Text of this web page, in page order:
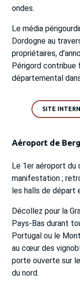
ondes.
Le média
Dordogne au
propriétaires,
Périgord
départemental
SITE
Aéroport de
Le 1er aéroport
manifestation ;
les halls de départ
Décollez pour la
Pays-Bas durant
Portugal ou le
au cœur des
porte ouverte sur
du nord.